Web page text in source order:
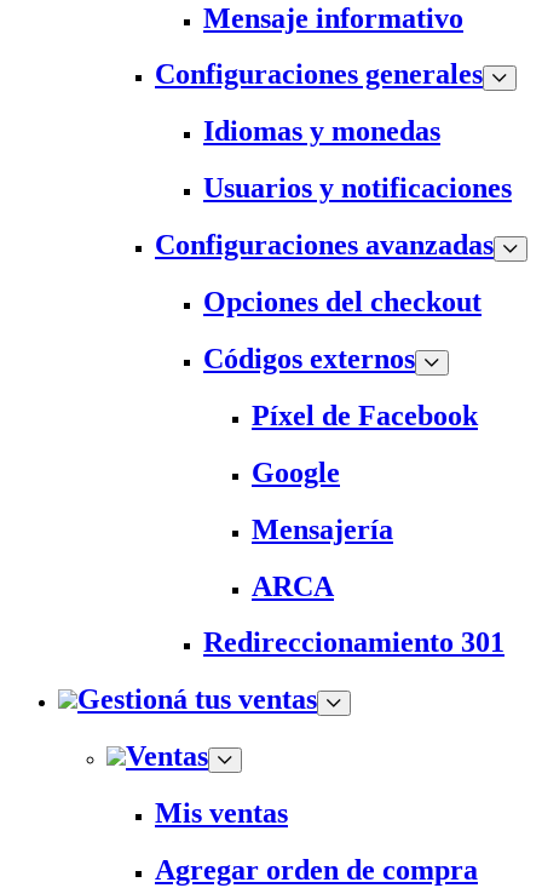
Mensaje informativo
Configuraciones generales
Idiomas y monedas
Usuarios y notificaciones
Configuraciones avanzadas
Opciones del checkout
Códigos externos
Píxel de Facebook
Google
Mensajería
ARCA
Redireccionamiento 301
Gestioná tus ventas
Ventas
Mis ventas
Agregar orden de compra